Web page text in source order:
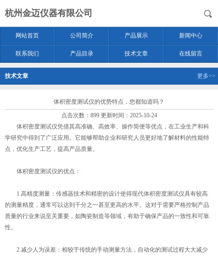
杭州金迈仪器有限公司
网站首页 公司简介 产品展示 新闻中心
联系我们 产品目录 技术文章 在线留言
技术文章 更多>>
体积密度测试仪的优势特点，您都知道吗？
点击次数：899 更新时间：2025-10-24
体积密度测试仪凭借其高准确、高效率、操作简便等优点，在工业生产和科
学研究中得到了广泛应用。它能够帮助企业和研究人员更好地了解材料的性能特
点，优化生产工艺，提高产品质量。
体积密度测试仪的优点：
1.高精度测量：传感器技术和精密的设计使得现代体积密度测试仪具有较高
的测量精度，通常可以达到千分之一甚至更高的水平。这对于需要严格控制产品
质量的行业来说至关重要，如陶瓷制造等领域，有助于确保产品的一致性和可靠
性。
2.减少人为误差：相较于传统的手动测量方法，自动化的测试过程大大减少